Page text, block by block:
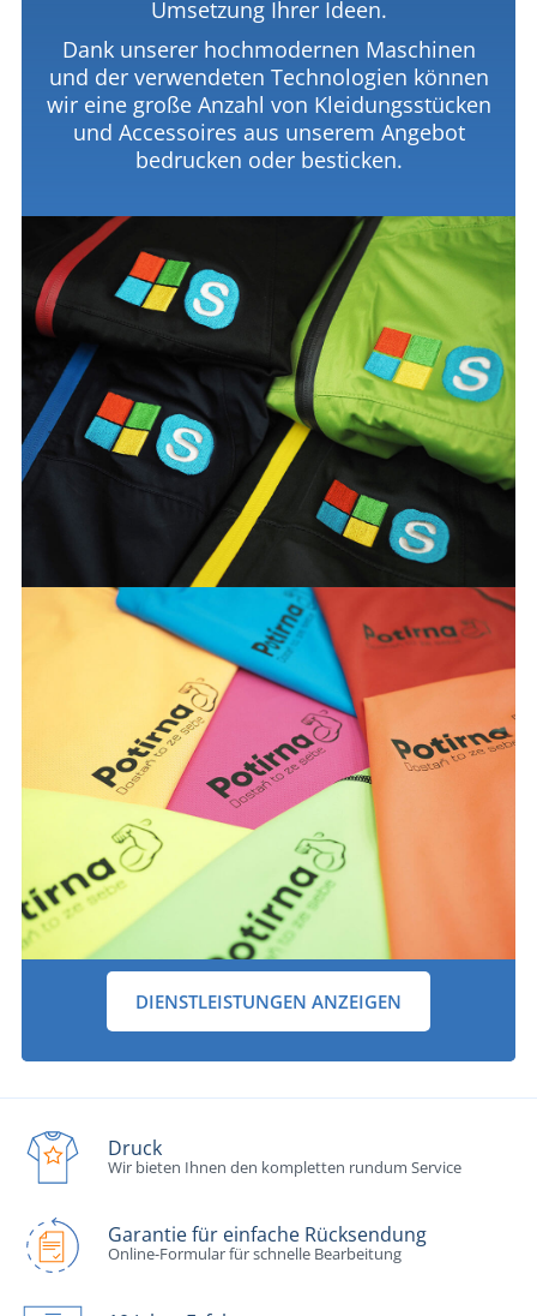
Umsetzung Ihrer Ideen.
Dank unserer hochmodernen Maschinen
und der verwendeten Technologien können
wir eine große Anzahl von Kleidungsstücken
und Accessoires aus unserem Angebot
bedrucken oder besticken.
DIENSTLEISTUNGEN ANZEIGEN
Druck
Wir bieten Ihnen den kompletten rundum Service
Garantie für einfache Rücksendung
Online-Formular für schnelle Bearbeitung